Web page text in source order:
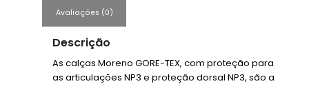
Avaliações (0)
Descrição
As calças Moreno GORE-TEX, com proteção para
as articulações NP3 e proteção dorsal NP3, são a